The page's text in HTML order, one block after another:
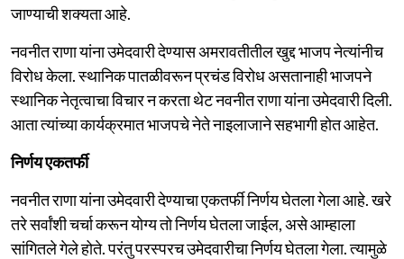
जाण्याची शक्यता आहे.
नवनीत राणा यांना उमेदवारी देण्यास अमरावतीतील खुद्द भाजप नेत्यांनीच
विरोध केला. स्थानिक पातळीवरून प्रचंड विरोध असतानाही भाजपने
स्थानिक नेतृत्वाचा विचार न करता थेट नवनीत राणा यांना उमेदवारी दिली.
आता त्यांच्या कार्यक्रमात भाजपचे नेते नाइलाजाने सहभागी होत आहेत.
निर्णय एकतर्फी
नवनीत राणा यांना उमेदवारी देण्याचा एकतर्फी निर्णय घेतला गेला आहे. खरे
तरे सर्वांशी चर्चा करून योग्य तो निर्णय घेतला जाईल, असे आम्हाला
सांगितले गेले होते. परंतु परस्परच उमेदवारीचा निर्णय घेतला गेला. त्यामुळे